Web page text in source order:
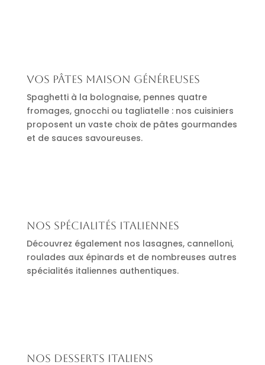
Vos pâtes maison généreuses
Spaghetti à la bolognaise, pennes quatre
fromages, gnocchi ou tagliatelle : nos cuisiniers
proposent un vaste choix de pâtes gourmandes
et de sauces savoureuses.
Nos spécialités italiennes
Découvrez également nos lasagnes, cannelloni,
roulades aux épinards et de nombreuses autres
spécialités italiennes authentiques.
Nos desserts italiens